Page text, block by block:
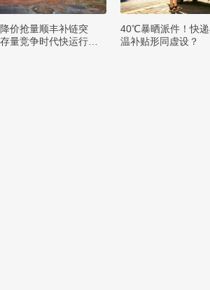
价抢量顺丰补链突
量竞争时代快运行业
40℃暴晒派件！快
温补贴形同虚设？